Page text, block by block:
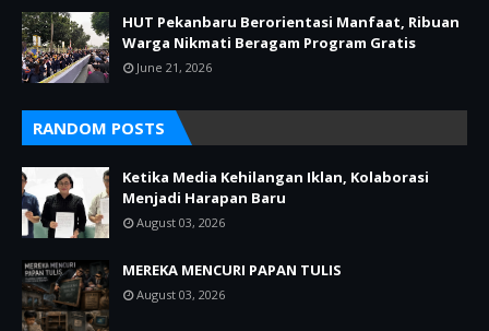
HUT Pekanbaru Berorientasi Manfaat, Ribuan
Warga Nikmati Beragam Program Gratis
June 21, 2026
RANDOM POSTS
Ketika Media Kehilangan Iklan, Kolaborasi
Menjadi Harapan Baru
August 03, 2026
MEREKA MENCURI PAPAN TULIS
August 03, 2026